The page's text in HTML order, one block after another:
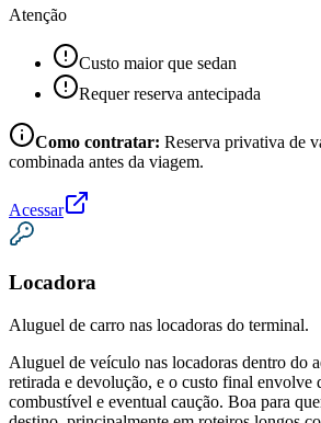
Atenção
Custo maior que sedan
Requer reserva antecipada
Como contratar: Reserva privativa de
combinada antes da viagem.
Acessar
Locadora
Aluguel de carro nas locadoras do terminal.
Aluguel de veículo nas locadoras dentro do
retirada e devolução, e o custo final envolve
combustível e eventual caução. Boa para